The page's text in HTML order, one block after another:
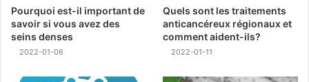
Pourquoi est-il important de
savoir si vous avez des
seins denses
2022-01-06
Quels sont les traitements
anticancéreux régionaux et
comment aident-ils?
2022-01-11